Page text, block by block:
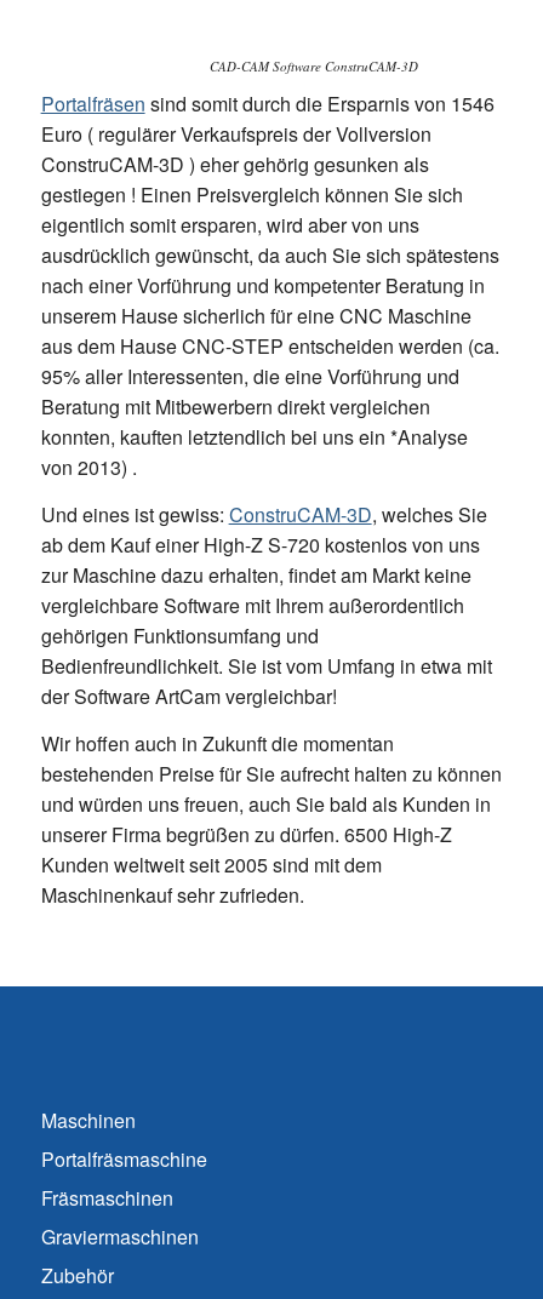
CAD-CAM Software ConstruCAM-3D
Portalfräsen sind somit durch die Ersparnis von 1546
Euro ( regulärer Verkaufspreis der Vollversion
ConstruCAM-3D ) eher gehörig gesunken als
gestiegen ! Einen Preisvergleich können Sie sich
eigentlich somit ersparen, wird aber von uns
ausdrücklich gewünscht, da auch Sie sich spätestens
nach einer Vorführung und kompetenter Beratung in
unserem Hause sicherlich für eine CNC Maschine
aus dem Hause CNC-STEP entscheiden werden (ca.
95% aller Interessenten, die eine Vorführung und
Beratung mit Mitbewerbern direkt vergleichen
konnten, kauften letztendlich bei uns ein *Analyse
von 2013) .
Und eines ist gewiss: ConstruCAM-3D, welches Sie
ab dem Kauf einer High-Z S-720 kostenlos von uns
zur Maschine dazu erhalten, findet am Markt keine
vergleichbare Software mit Ihrem außerordentlich
gehörigen Funktionsumfang und
Bedienfreundlichkeit. Sie ist vom Umfang in etwa mit
der Software ArtCam vergleichbar!
Wir hoffen auch in Zukunft die momentan
bestehenden Preise für Sie aufrecht halten zu können
und würden uns freuen, auch Sie bald als Kunden in
unserer Firma begrüßen zu dürfen. 6500 High-Z
Kunden weltweit seit 2005 sind mit dem
Maschinenkauf sehr zufrieden.
Maschinen
Portalfräsmaschine
Fräsmaschinen
Graviermaschinen
Zubehör